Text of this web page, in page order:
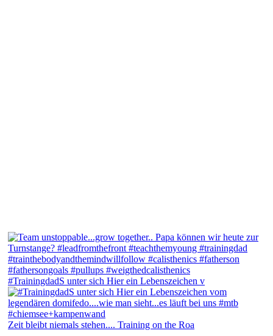
#TrainingdadS unter sich Hier ein Lebenszeichen v
Zeit bleibt niemals stehen.... Training on the Roa